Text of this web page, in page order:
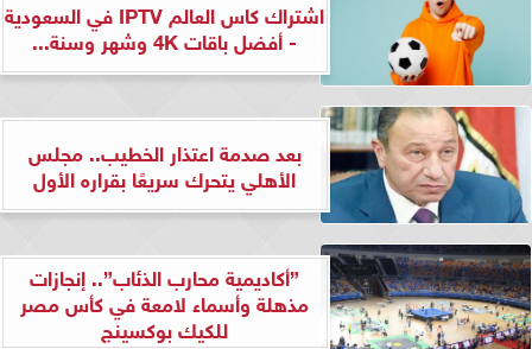
اشتراك كاس العالم IPTV في السعودية
- أفضل باقات 4K وشهر وسنة...
بعد صدمة اعتذار الخطيب.. مجلس
الأهلي يتحرك سريعًا بقراره الأول
”أكاديمية محارب الذئاب”.. إنجازات
مذهلة وأسماء لامعة في كأس مصر
للكيك بوكسينج